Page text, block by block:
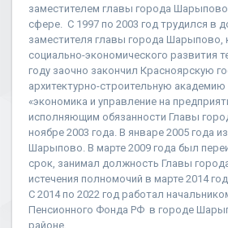
заместителем главы города
сфере. С 1997 по 2003 год трудился в
заместителя главы города Шарыпово,
социально-экономического развития
году заочно закончил Красноярскую
архитектурно-строительную академию
«экономика и управление на
исполняющим обязанности Главы
ноябре 2003 года. В январе 2005 года
Шарыпово. В марте 2009 года был
срок, занимал должность Главы
истечения полномочий в марте 2014
C 2014 по 2022 год работал
Пенсионного Фонда РФ в городе
районе.